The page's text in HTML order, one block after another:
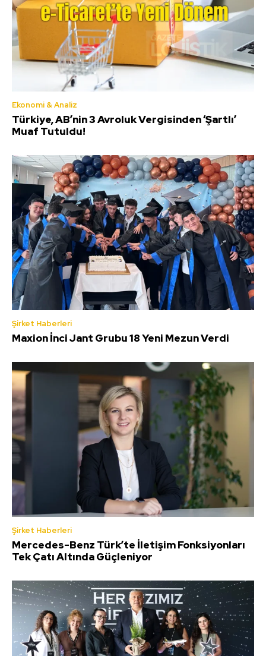
Ekonomi & Analiz
Türkiye, AB’nin 3 Avroluk Vergisinden ‘Şartlı’
Muaf Tutuldu!
Şirket Haberleri
Maxion İnci Jant Grubu 18 Yeni Mezun Verdi
Şirket Haberleri
Mercedes-Benz Türk’te İletişim Fonksiyonları
Tek Çatı Altında Güçleniyor